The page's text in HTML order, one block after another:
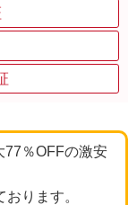
77％OFFの激安
ります。